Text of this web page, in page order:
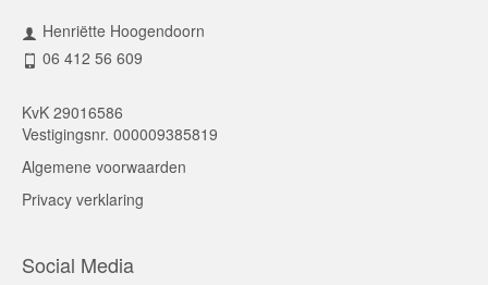
Henriëtte Hoogendoorn
06 412 56 609
KvK 29016586
Vestigingsnr. 000009385819
Algemene voorwaarden
Privacy verklaring
Social Media